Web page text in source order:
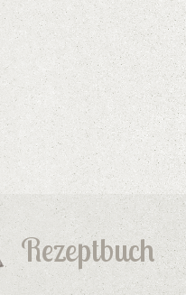
Rezeptbuch